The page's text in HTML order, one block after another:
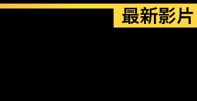
最新影片